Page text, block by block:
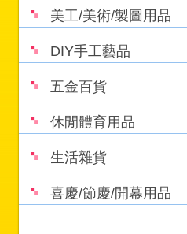
美工/美術/製圖用品
DIY手工藝品
五金百貨
休閒體育用品
生活雜貨
喜慶/節慶/開幕用品